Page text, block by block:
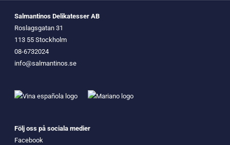
Salmantinos Delikatesser AB
Roslagsgatan 31
113 55 Stockholm
08-6732024
info@salmantinos.se
Följ oss på sociala medier
Facebook